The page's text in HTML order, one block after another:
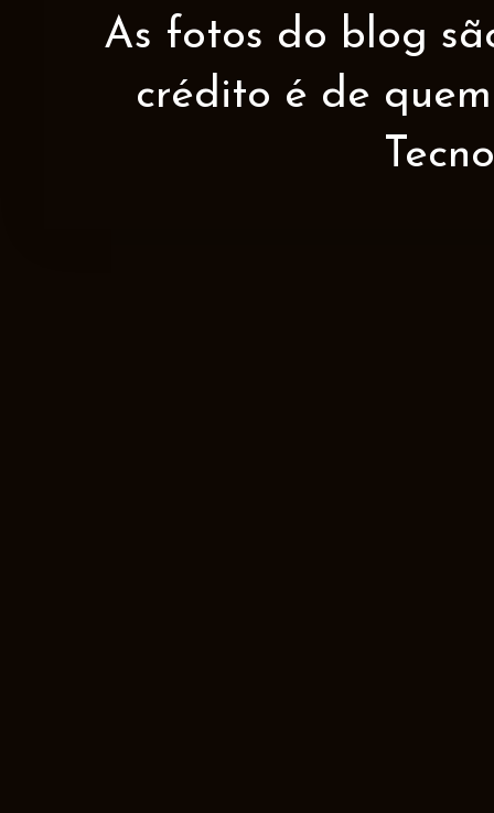
As fotos do blog
crédito é de